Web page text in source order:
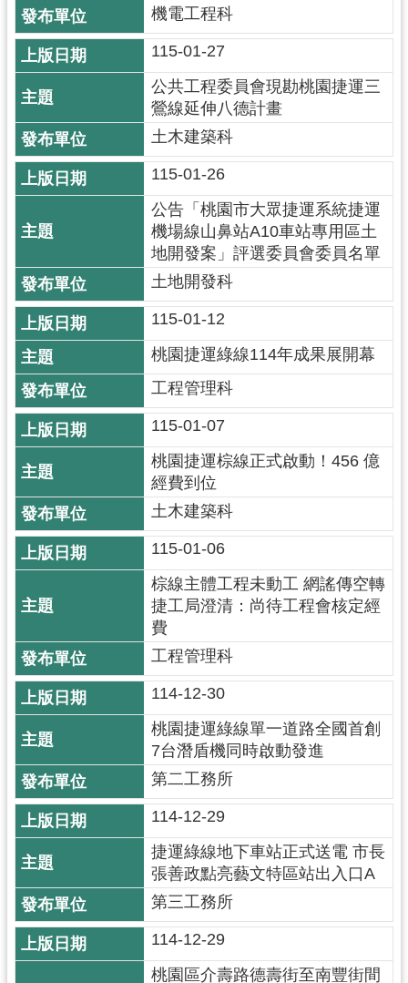
市
政
信
箱
桃
園
市
入
網
隱
私
權
政
策
網
站
安
政
策
政
網
資
料
開
放
宣
告
市
府
方
L
N
E
機電工程科
115-01-27
公共工程委員會現勘桃園捷運三
鶯線延伸八德計畫
土木建築科
115-01-26
公告「桃園市大眾捷運系統捷運
機場線山鼻站A10車站專用區土
地開發案」評選委員會委員名單
土地開發科
115-01-12
桃園捷運綠線114年成果展開幕
工程管理科
115-01-07
桃園捷運棕線正式啟動！456 億
經費到位
土木建築科
115-01-06
棕線主體工程未動工 網謠傳空轉
捷工局澄清：尚待工程會核定經
費
工程管理科
114-12-30
桃園捷運綠線單一道路全國首創
7台潛盾機同時啟動發進
第二工務所
114-12-29
捷運綠線地下車站正式送電 市長
張善政點亮藝文特區站出入口A
第三工務所
114-12-29
桃園區介壽路德壽街至南豐街間